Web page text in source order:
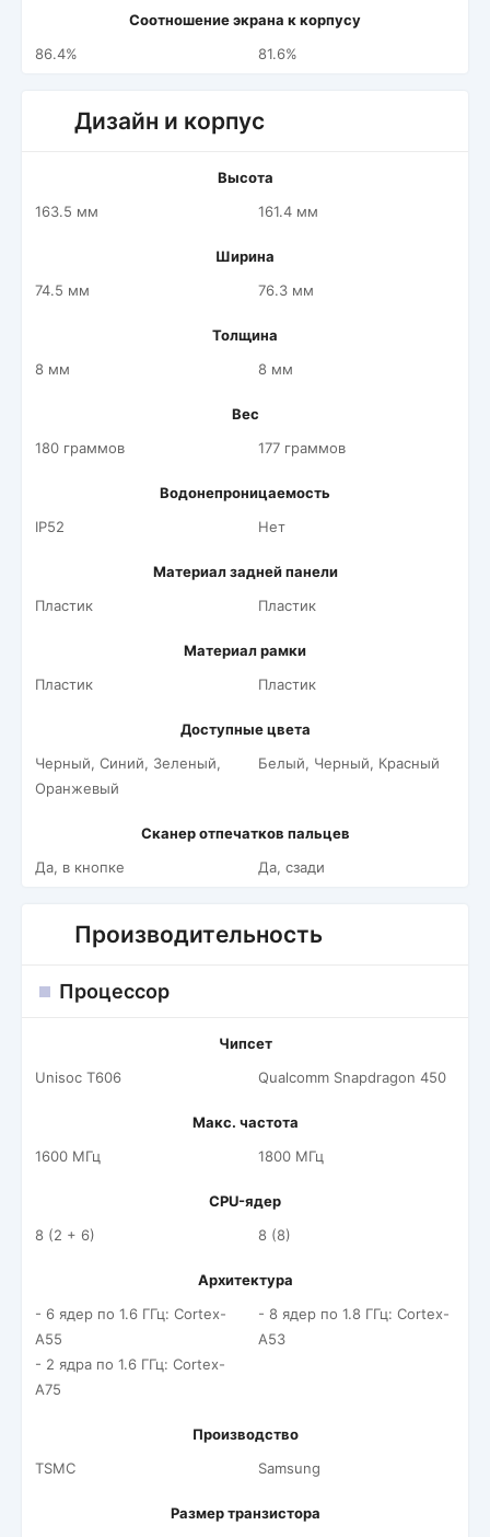
Соотношение экрана к корпусу
86.4%
81.6%
Дизайн и корпус
Высота
163.5 мм
161.4 мм
Ширина
74.5 мм
76.3 мм
Толщина
8 мм
8 мм
Вес
180 граммов
177 граммов
Водонепроницаемость
IP52
Нет
Материал задней панели
Пластик
Пластик
Материал рамки
Пластик
Пластик
Доступные цвета
Черный, Синий, Зеленый,
Оранжевый
Белый, Черный, Красный
Сканер отпечатков пальцев
Да, в кнопке
Да, сзади
Производительность
Процессор
Чипсет
Unisoc T606
Qualcomm Snapdragon 450
Макс. частота
1600 МГц
1800 МГц
CPU-ядер
8 (2 + 6)
8 (8)
Архитектура
- 6 ядер по 1.6 ГГц: Cortex-
A55
- 2 ядра по 1.6 ГГц: Cortex-
A75
- 8 ядер по 1.8 ГГц: Cortex-
A53
Производство
TSMC
Samsung
Размер транзистора